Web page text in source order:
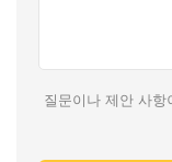
질문이나 제안 사